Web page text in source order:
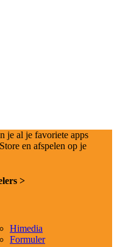
je al je favoriete apps
en afspelen op je
>
Himedia
Formuler